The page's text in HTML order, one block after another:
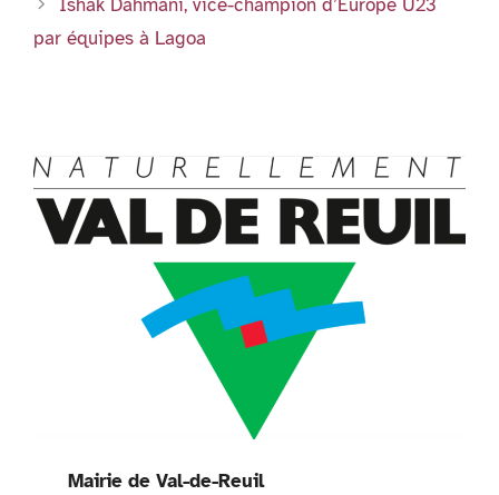
y
Ishak Dahmani, vice-champion d’Europe U23
par équipes à Lagoa
Mairie de Val-de-Reuil